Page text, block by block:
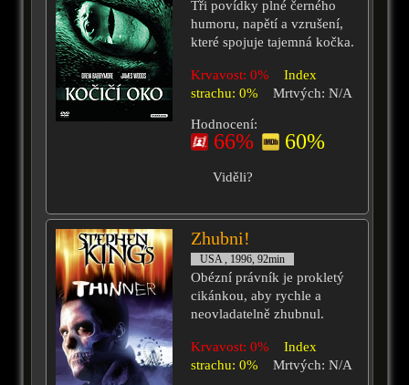
Tři povídky plné černého
humoru, napětí a vzrušení,
které spojuje tajemná kočka.
Krvavost: 0%
Index
strachu: 0%
Mrtvých: N/A
Hodnocení:
66% 60%
Viděli?
Zhubni!
USA , 1996, 92min
Obézní právník je prokletý
cikánkou, aby rychle a
neovladatelně zhubnul.
Krvavost: 0%
Index
strachu: 0%
Mrtvých: N/A